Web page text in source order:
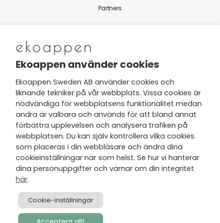
Partners
Nytt från Ekoappen
Jag har tagit del av Ekoappens
personuppgifts- och
integritetspolicyoch tar gärna del
av nyheter, hälsotips och exklusiva
erbjudanden via min e-post.
Ekoappen använder cookies
Ekoappen Sweden AB använder cookies och
liknande tekniker på vår webbplats. Vissa cookies är
nödvändiga för webbplatsens funktionalitet medan
andra är valbara och används för att bland annat
förbättra upplevelsen och analysera trafiken på
webbplatsen. Du kan själv kontrollera vilka cookies
som placeras i din webbläsare och ändra dina
cookieinställningar när som helst. Se hur vi hanterar
dina personuppgifter och värnar om din integritet
här.
Cookie-inställningar